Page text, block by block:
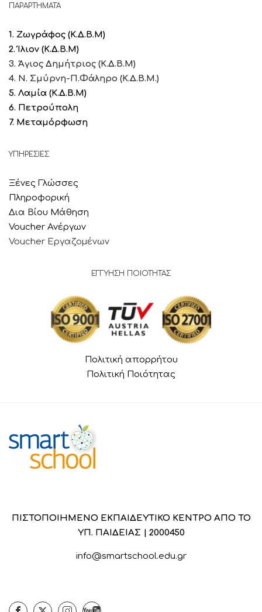
ΠΑΡΑΡΤΗΜΑΤΑ
1. Ζωγράφος (Κ.Δ.Β.Μ)
2. Ίλιον (Κ.Δ.Β.Μ)
3. Άγιος Δημήτριος (Κ.Δ.Β.Μ)
4. Ν. Σμύρνη-Π.Φάληρο (Κ.Δ.Β.Μ.)
5. Λαμία (Κ.Δ.Β.Μ)
6. Πετρούπολη
7. Μεταμόρφωση
ΥΠΗΡΕΣΙΕΣ
Ξένες Γλώσσες
Πληροφορική
Δια Βίου Μάθηση
Voucher Ανέργων
Voucher Εργαζομένων
ΕΓΓΥΗΣΗ ΠΟΙΟΤΗΤΑΣ
Πολιτική απορρήτου
Πολιτική Ποιότητας
ΠΙΣΤΟΠΟΙΗΜΕΝΟ ΕΚΠΑΙΔΕΥΤΙΚΟ ΚΕΝΤΡΟ ΑΠΟ ΤΟ
ΥΠ. ΠΑΙΔΕΙΑΣ | 2000450
info@smartschool.edu.gr